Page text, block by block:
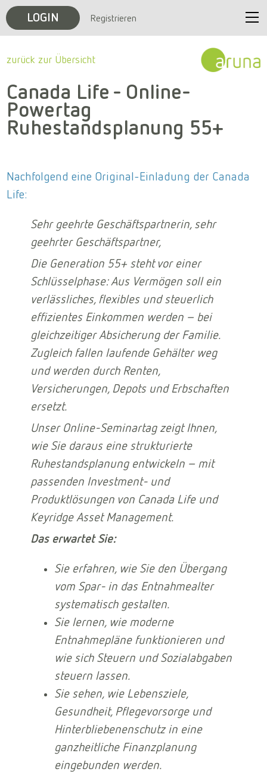
LOGIN Registrieren
Unternehmen
Veranstaltungen
zurück zur Übersicht
Canada Life - Online-
Powertag
Ruhestandsplanung 55+
Nachfolgend eine Original-Einladung der Canada
Life:
Sehr geehrte Geschäftspartnerin, sehr
geehrter Geschäftspartner,
Die Generation 55+ steht vor einer
Schlüsselphase: Aus Vermögen soll ein
verlässliches, flexibles und steuerlich
effizientes Einkommen werden – bei
gleichzeitiger Absicherung der Familie.
Zugleich fallen laufende Gehälter weg
und werden durch Renten,
Versicherungen, Depots und Erbschaften
ersetzt.
Unser Online-Seminartag zeigt Ihnen,
wie Sie daraus eine strukturierte
Ruhestandsplanung entwickeln – mit
passenden Investment- und
Produktlösungen von Canada Life und
Keyridge Asset Management.
Das erwartet Sie:
Sie erfahren, wie Sie den Übergang
vom Spar- in das Entnahmealter
systematisch gestalten.
Sie lernen, wie moderne
Entnahmepläne funktionieren und
wie sich Steuern und Sozialabgaben
steuern lassen.
Sie sehen, wie Lebensziele,
Gesundheit, Pflegevorsorge und
Hinterbliebenenschutz in eine
ganzheitliche Finanzplanung
eingebunden werden.